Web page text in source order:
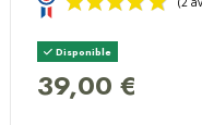
Disponible
39,00 €